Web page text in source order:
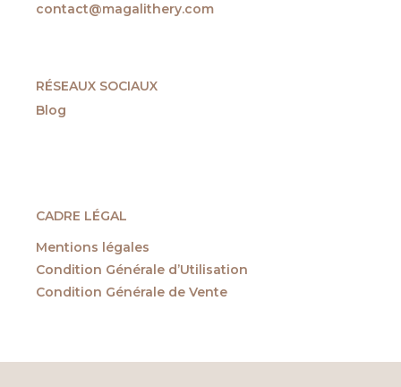
contact@magalithery.com
RÉSEAUX SOCIAUX
Blog
CADRE LÉGAL
Mentions légales
Condition Générale d’Utilisation
Condition Générale de Vente